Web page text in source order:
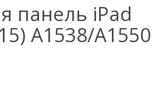
панель iPad
A1538/A1550